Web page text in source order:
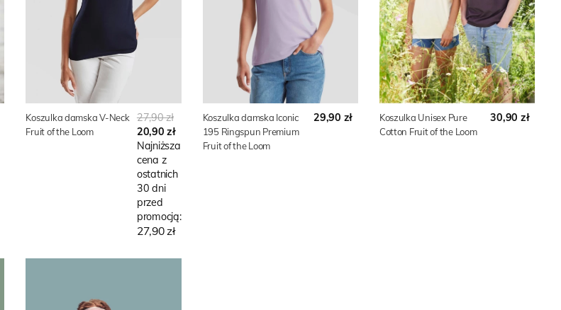
Koszulka damska V-Neck
Fruit of the Loom
27,90 zł
20,90 zł
Najniższa
cena z
ostatnich
30 dni
przed
promocją:
27,90 zł
Koszulka damska Iconic
195 Ringspun Premium
Fruit of the Loom
29,90 zł
Koszulka Unisex Pure
Cotton Fruit of the Loom
30,90 zł